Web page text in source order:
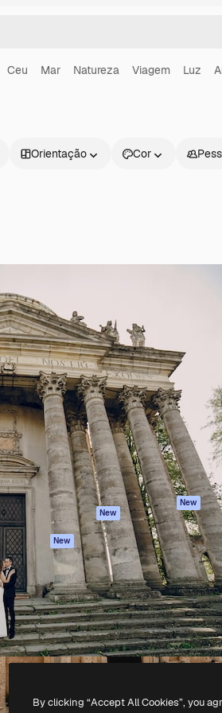
Ceu Mar Natureza Viagem Luz
Orientação Cor
Produtos
Spaces
Assistente de IA
Gerador de
imagens
Gerador de vídeos
Texto para voz
Conteúdo de stock
MCP para
Claude/ChatGPT
New
Agentes New
API
App móvel
Todas as
ferramentas
Começar
Academy
Documentação
Atendimento
Termos e
condições
Política de
privacidade
Originais New
Política de
Central de
confiabilidade
Afiliados
Empresas
Todos os direitos reservados
By clicking “Accept All Cookies”, you